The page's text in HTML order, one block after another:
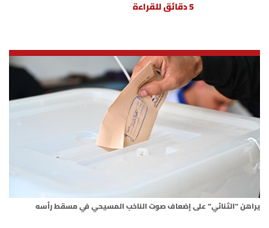
متفرقات
نداء القرّاء
خاص الموقع
كتّابنا
5 دقائق للقراءة
يراهن "الثنائي" على إضعاف صوت الناخب المسيحي في مسقط رأسه